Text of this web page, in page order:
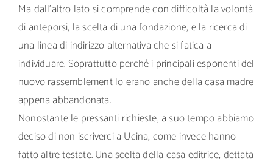
Ma dall’altro lato si comprende con difficoltà la volontà
di anteporsi, la scelta di una fondazione, e la ricerca di
una linea di indirizzo alternativa che si fatica a
individuare. Soprattutto perché i principali esponenti del
nuovo rassemblement lo erano anche della casa madre
appena abbandonata.
Nonostante le pressanti richieste, a suo tempo abbiamo
deciso di non iscriverci a Ucina, come invece hanno
fatto altre testate. Una scelta della casa editrice, dettata